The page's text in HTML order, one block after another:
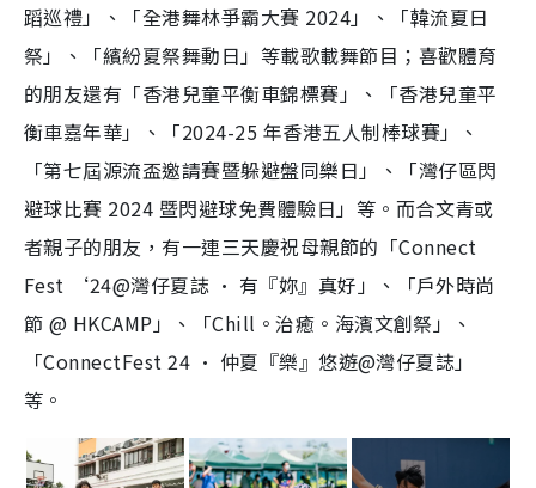
0
0
i
n
i
n
g
T
i
m
e
蹈巡禮」、「全港舞林爭霸大賽 2024」、「韓流夏日
祭」、「繽紛夏祭舞動日」等載歌載舞節目；喜歡體育
的朋友還有「香港兒童平衡車錦標賽」、「香港兒童平
衡車嘉年華」、「2024-25 年香港五人制棒球賽」、
「第七屆源流盃邀請賽暨躲避盤同樂日」、「灣仔區閃
避球比賽 2024 暨閃避球免費體驗日」等。而合文青或
者親子的朋友，有一連三天慶祝母親節的「Connect
Fest ‘24@灣仔夏誌 · 有『妳』真好」、「戶外時尚
節 @ HKCAMP」、「Chill。治癒。海濱文創祭」、
「ConnectFest 24 · 仲夏『樂』悠遊@灣仔夏誌」
等。